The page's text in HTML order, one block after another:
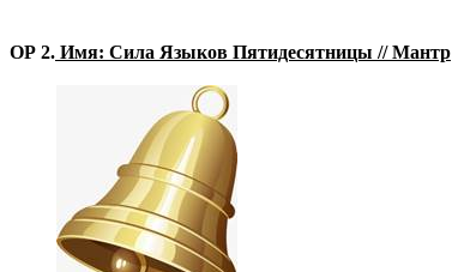
ОР 2. Имя: Сила Языков Пятидесятницы // Мантр